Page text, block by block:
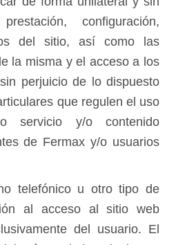
configuración,
del sitio, así como las
la misma y el acceso a los
perjuicio de lo dispuesto
que regulen el uso
servicio y/o contenido
de Fermax y/o usuarios
telefónico u otro tipo de
al acceso al sitio web
del usuario. El